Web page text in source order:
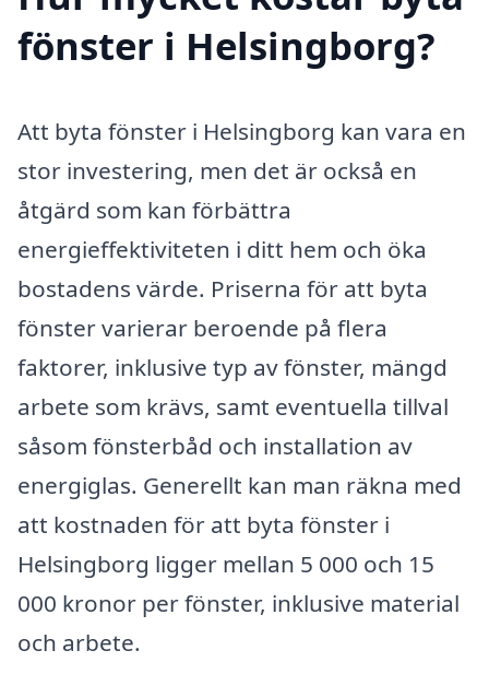
fönster i Helsingborg?
Att byta fönster i Helsingborg kan vara en
stor investering, men det är också en
åtgärd som kan förbättra
energieffektiviteten i ditt hem och öka
bostadens värde. Priserna för att byta
fönster varierar beroende på flera
faktorer, inklusive typ av fönster, mängd
arbete som krävs, samt eventuella tillval
såsom fönsterbåd och installation av
energiglas. Generellt kan man räkna med
att kostnaden för att byta fönster i
Helsingborg ligger mellan 5 000 och 15
000 kronor per fönster, inklusive material
och arbete.